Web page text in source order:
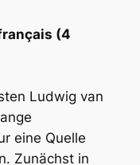
(4
Ludwig van
eine Quelle
Zunächst in